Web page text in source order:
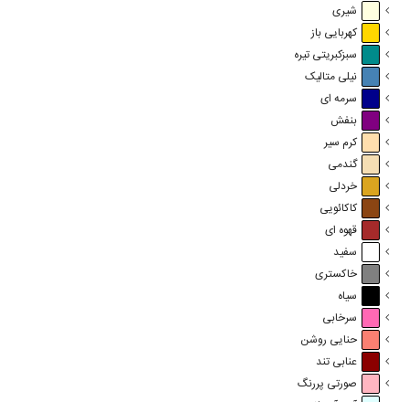
شیری
کهربایی باز
سبزکبریتی تیره
نیلی متالیک
سرمه ای
بنفش
کرم سیر
گندمی
خردلی
کاکائویی
قهوه ای
سفید
خاکستری
سیاه
سرخابی
حنایی روشن
عنابی تند
صورتی پررنگ